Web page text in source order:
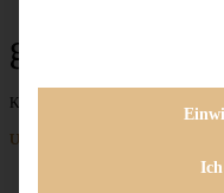
gut
Keine Beiträge gefunden
Unternehmen